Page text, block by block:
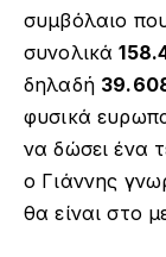
συμβόλαιο
συνολικά
δηλαδή
φυσικά
να δώσει ένα
ο Γιάννης
θα είναι στο